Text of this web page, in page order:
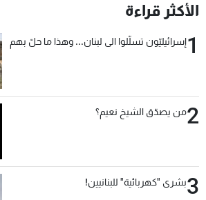
الأكثر قراءة
1إسرائيليّون تسلّلوا الى لبنان... وهذا ما حلّ بهم
2من يصدّق الشيخ نعيم؟
3بشرى "كهربائية" للبنانيين!